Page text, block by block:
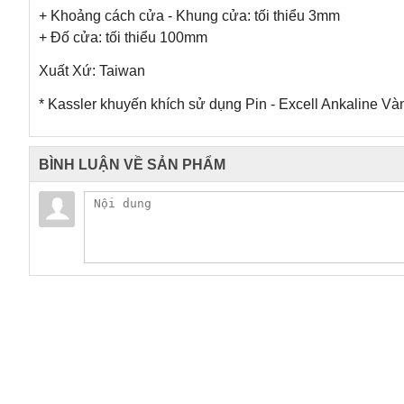
+ Khoảng cách cửa - Khung cửa: tối thiểu 3mm
+ Đố cửa: tối thiểu 100mm
Xuất Xứ: Taiwan
* Kassler khuyến khích sử dụng Pin - Excell Ankaline
BÌNH LUẬN VỀ SẢN PHẨM